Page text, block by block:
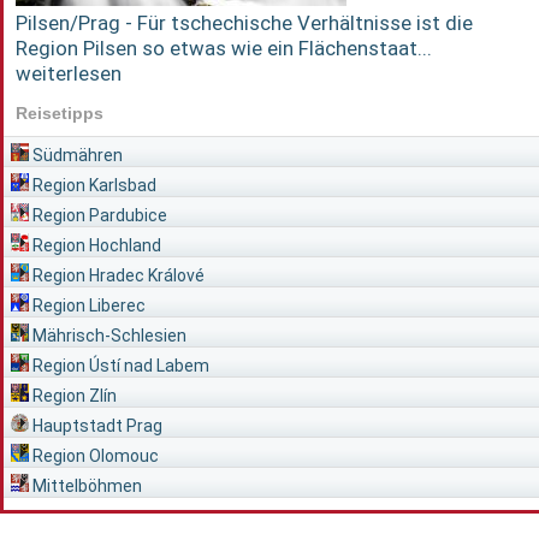
Pilsen/Prag - Für tschechische Verhältnisse ist die
Region Pilsen so etwas wie ein Flächenstaat...
weiterlesen
Reisetipps
Südmähren
Region Karlsbad
Region Pardubice
Region Hochland
Region Hradec Králové
Region Liberec
Mährisch-Schlesien
Region Ústí nad Labem
Region Zlín
Hauptstadt Prag
Region Olomouc
Mittelböhmen